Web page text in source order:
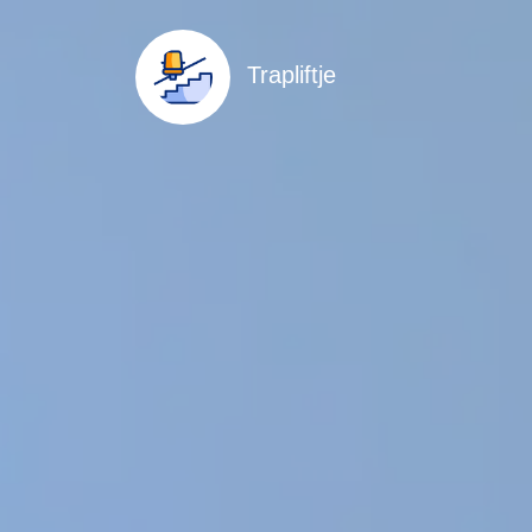
Trapliftje